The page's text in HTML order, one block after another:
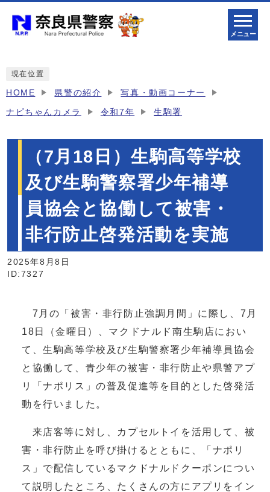
メニュー
現在位置
HOME 県警の紹介 写真・動画コーナー
ナピちゃんカメラ 令和7年 生駒署
（7月18日）生駒高等学校
及び生駒警察署少年補導
員協会と協働して被害・
非行防止啓発活動を実施
2025年8月8日
ID:7327
7月の「被害・非行防止強調月間」に際し、7月
18日（金曜日）、マクドナルド南生駒店におい
て、生駒高等学校及び生駒警察署少年補導員協会
と協働して、青少年の被害・非行防止や県警アプ
リ「ナポリス」の普及促進等を目的とした啓発活
動を行いました。
来店客等に対し、カプセルトイを活用して、被
害・非行防止を呼び掛けるとともに、「ナポリ
ス」で配信しているマクドナルドクーポンについ
て説明したところ、たくさんの方にアプリをイン